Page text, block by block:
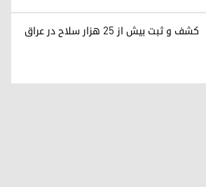
کشف و ثبت بیش از ۲۵ هزار سلاح در عراق